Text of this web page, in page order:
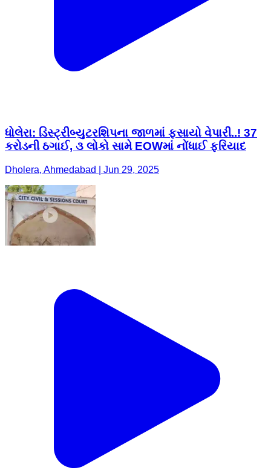
ધોલેરા: ડિસ્ટ્રીબ્યુટરશિપના જાળમાં ફસાયો વેપારી..! 37
કરોડની ઠગાઈ, ૩ લોકો સામે EOWમાં નોંધાઈ ફરિયાદ
Dholera, Ahmedabad | Jun 29, 2025